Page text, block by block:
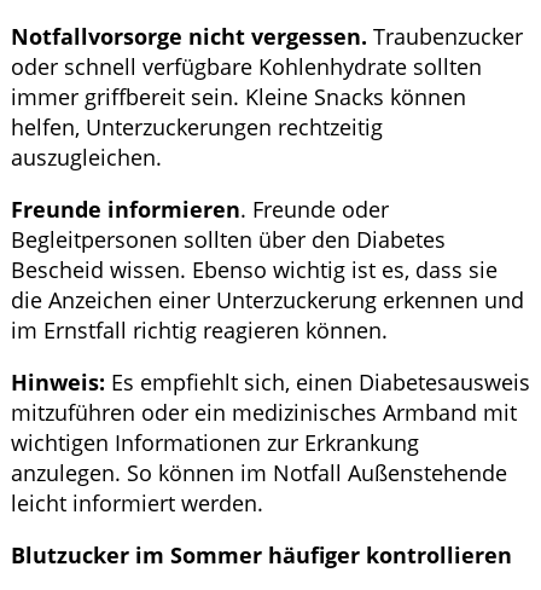
Notfallvorsorge nicht vergessen. Traubenzucker
oder schnell verfügbare Kohlenhydrate sollten
immer griffbereit sein. Kleine Snacks können
helfen, Unterzuckerungen rechtzeitig
auszugleichen.
Freunde informieren. Freunde oder
Begleitpersonen sollten über den Diabetes
Bescheid wissen. Ebenso wichtig ist es, dass sie
die Anzeichen einer Unterzuckerung erkennen und
im Ernstfall richtig reagieren können.
Hinweis: Es empfiehlt sich, einen Diabetesausweis
mitzuführen oder ein medizinisches Armband mit
wichtigen Informationen zur Erkrankung
anzulegen. So können im Notfall Außenstehende
leicht informiert werden.
Blutzucker im Sommer häufiger kontrollieren